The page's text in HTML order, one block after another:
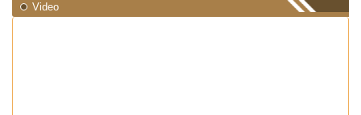
Video